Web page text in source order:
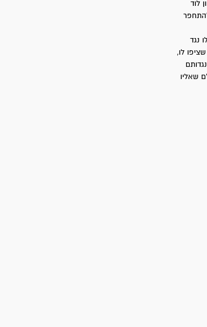
בכיוון לוד
נגד
אותם לסגת. כאשר הגיע הגדוד של משה דיין (גדוד 89 מחטיבה 8), שציפו לו,
שאליו